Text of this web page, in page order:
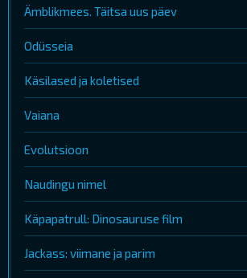
Ämblikmees. Täitsa uus päev
Odüsseia
Käsilased ja koletised
Vaiana
Evolutsioon
Naudingu nimel
Käpapatrull: Dinosauruse film
Jackass: viimane ja parim